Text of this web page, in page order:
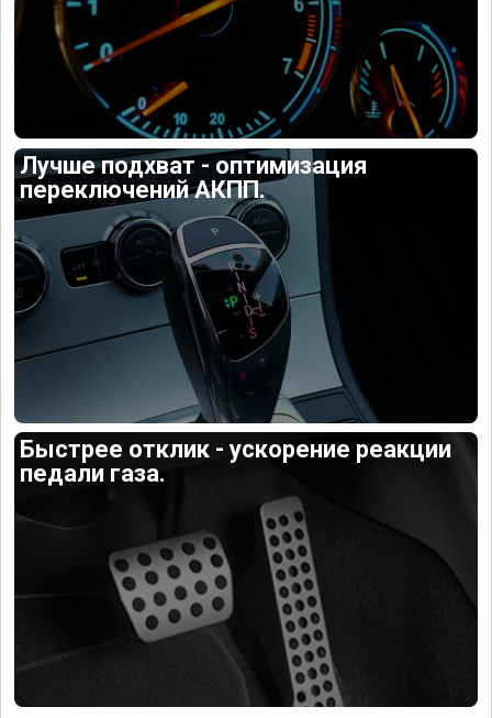
Лучше подхват - оптимизация
переключений АКПП.
Быстрее отклик - ускорение реакции
педали газа.